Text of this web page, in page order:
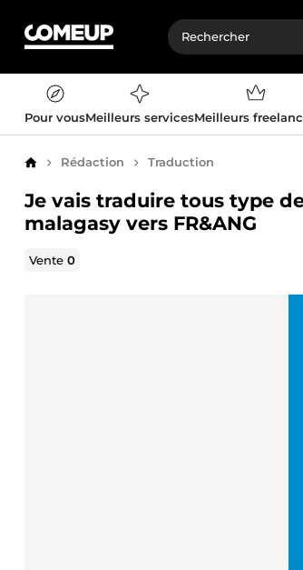
Pour vousMeilleurs servicesMeilleurs
AccueilRédaction Traduction
Je vais traduire tous type
malagasy vers FR&ANG
Vente0